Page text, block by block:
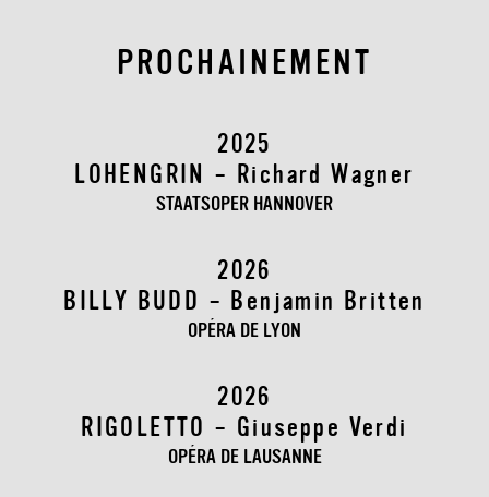
PROCHAINEMENT
2025
LOHENGRIN – Richard Wagner
STAATSOPER HANNOVER
2026
BILLY BUDD – Benjamin Britten
OPÉRA DE LYON
2026
RIGOLETTO – Giuseppe Verdi
OPÉRA DE LAUSANNE